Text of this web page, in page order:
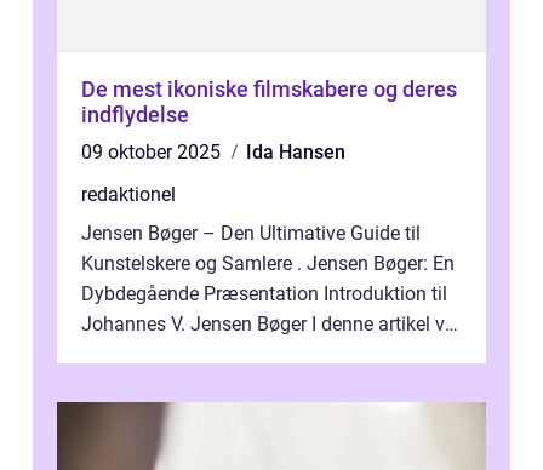
De mest ikoniske filmskabere og deres
indflydelse
09 oktober 2025
Ida Hansen
redaktionel
Jensen Bøger – Den Ultimative Guide til
Kunstelskere og Samlere . Jensen Bøger: En
Dybdegående Præsentation Introduktion til
Johannes V. Jensen Bøger I denne artikel vil